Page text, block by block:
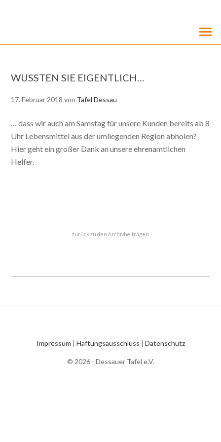
WUSSTEN SIE EIGENTLICH…
17. Februar 2018 von Tafel Dessau
… dass wir auch am Samstag für unsere Kunden bereits ab 8
Uhr Lebensmittel aus der umliegenden Region abholen?
Hier geht ein großer Dank an unsere ehrenamtlichen
Helfer.
zurück zu den Archivbeiträgen
Impressum | Haftungsausschluss | Datenschutz
© 2026 - Dessauer Tafel e.V.